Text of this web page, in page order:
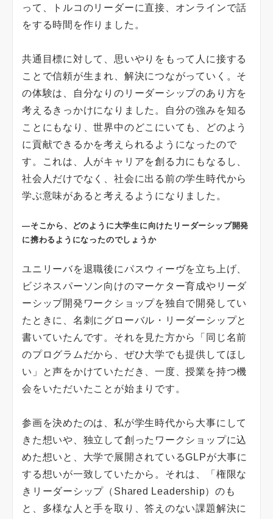
って、トルコのリーダーに直接、オンラインで話
をする時間を作りました。
共通目標に対して、思いやりをもって人に接する
ことで信頼が生まれ、解決につながっていく。そ
の体験は、自分なりのリーダーシップのあり方を
考えるきっかけになりました。自分の強みを知る
ことにもなり、世界中のどこにいても、どのよう
に貢献できるかを考えられるようになったので
す。これは、人がキャリアを創る力にもなるし、
社会人だけでなく、社会に出る前の学生時代から
学ぶ意味があると考えるようになりました。
―そこから、どのように大学生に向けたリーダーシップ開発
に携わるようになったのでしょうか
ユニリーバを退職後にパスウィーヴを立ち上げ、
ビジネスパーソン向けのマーケター育成やリーダ
ーシップ開発ワークショップを独自で開発してい
たときに、名刺にグローバル・リーダーシップと
書いていたんです。それを見た方から「同じ名前
のプログラムだから、ぜひ大学でも提供してほし
い」と声をかけていただき、一度、授業を持つ機
会をいただいたことが始まりです。
参画を決めたのは、私が学生時代から大事にして
きた想いや、独立して創ったワークショップに込
めた想いと、大学で展開されているGLPが大事に
する想いが一致していたから。それは、「権限な
きリーダーシップ（Shared Leadership）のも
と、多様な人と手を取り、答えのない課題解決に